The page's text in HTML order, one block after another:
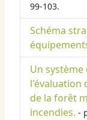
99-103.
Schéma
Un
l'évaluation
de la forêt
incendies. -